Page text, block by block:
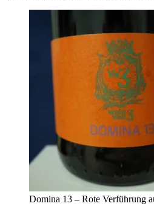
Domina 13 – Rote Verführung